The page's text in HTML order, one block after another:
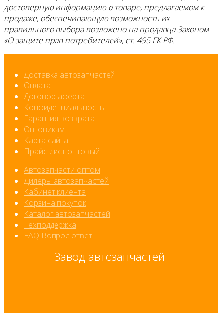
достоверную информацию о товаре, предлагаемом к
продаже, обеспечивающую возможность их
правильного выбора возложено на продавца Законом
«О защите прав потребителей», ст. 495 ГК РФ.
Доставка автозапчастей
Оплата
Договор-аферта
Конфиденциальность
Гарантия возврата
Оптовикам
Карта сайта
Прайс-лист оптовый
Автозапчасти оптом
Дилеры автозапчастей
Кабинет клиента
Корзина покупок
Каталог автозапчастей
Техподдержка
FAQ Вопрос ответ
Завод автозапчастей